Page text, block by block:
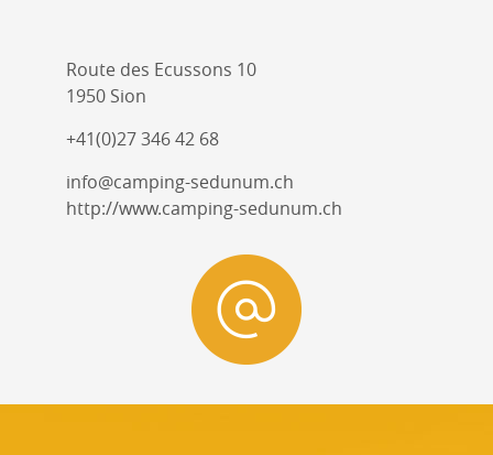
Route des Ecussons 10
1950 Sion
+41(0)27 346 42 68
info@camping-sedunum.ch
http://www.camping-sedunum.ch